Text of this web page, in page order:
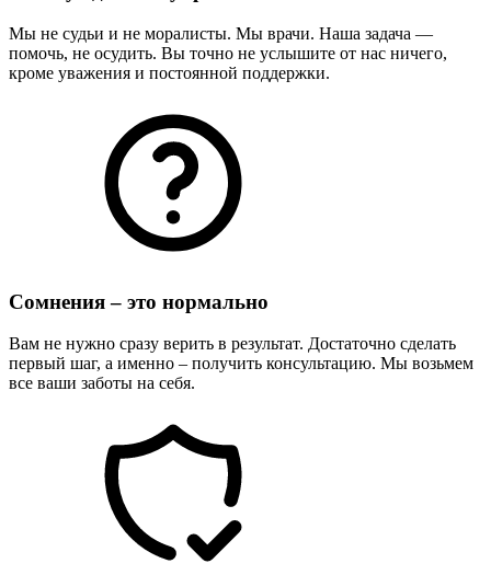
Мы не судьи и не моралисты. Мы врачи. Наша задача —
помочь, не осудить. Вы точно не услышите от нас ничего,
кроме уважения и постоянной поддержки.
Сомнения – это нормально
Вам не нужно сразу верить в результат. Достаточно сделать
первый шаг, а именно – получить консультацию. Мы возьмем
все ваши заботы на себя.